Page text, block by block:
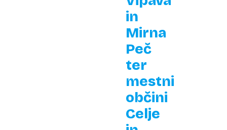
in
Mirna
Peč
ter
mestni
občini
Celje